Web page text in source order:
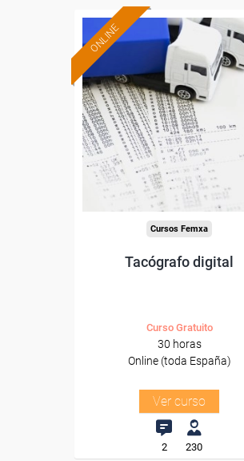
ONLINE
Formación 100%
subvencionada.
Para desempleados,
trabajadores y autónomos.
Sector
-Transporte y Logística.
Cursos Femxa
Tacógrafo digital
Curso Gratuito
30 horas
Online (toda España)
Ver curso
2 230